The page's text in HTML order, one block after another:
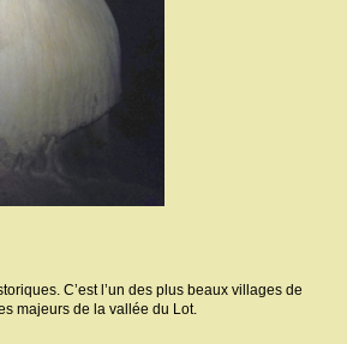
C’est l’un des plus beaux villages de
majeurs de la vallée du Lot.